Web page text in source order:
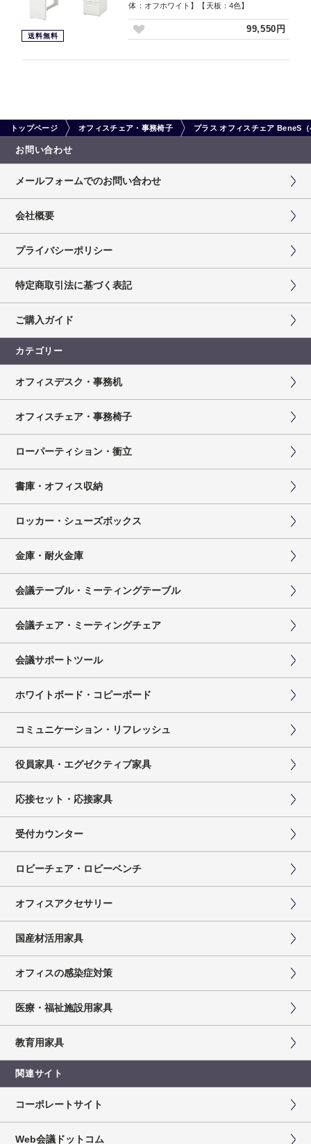
送料無料
体：オフホワイト】【天板：4色】
99,550円
トップページ オフィスチェア・事務椅子 プラス オフィスチェア BeneS
お問い合わせ
メールフォームでのお問い合わせ
会社概要
プライバシーポリシー
特定商取引法に基づく表記
ご購入ガイド
カテゴリー
オフィスデスク・事務机
オフィスチェア・事務椅子
ローパーティション・衝立
書庫・オフィス収納
ロッカー・シューズボックス
金庫・耐火金庫
会議テーブル・ミーティングテーブル
会議チェア・ミーティングチェア
会議サポートツール
ホワイトボード・コピーボード
コミュニケーション・リフレッシュ
役員家具・エグゼクティブ家具
応接セット・応接家具
受付カウンター
ロビーチェア・ロビーベンチ
オフィスアクセサリー
国産材活用家具
オフィスの感染症対策
医療・福祉施設用家具
教育用家具
関連サイト
コーポレートサイト
Web会議ドットコム